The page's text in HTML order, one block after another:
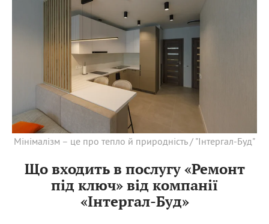
Мінімалізм – це про тепло й природність / "Інтергал-Буд"
Що входить в послугу «Ремонт
під ключ» від компанії
«Інтергал-Буд»